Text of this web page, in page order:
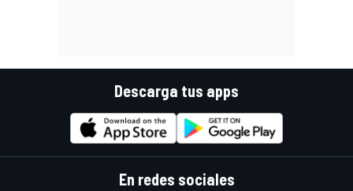
Descarga tus apps
En redes sociales